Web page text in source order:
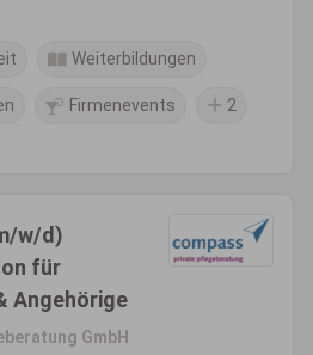
Weiterbildungen
Firmenevents 2
w/d)
für
Angehörige
GmbH